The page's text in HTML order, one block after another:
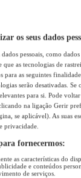
os seus dados
pessoais, como
as tecnologias de
para as seguintes
serão desativadas. Se
para si. Pode voltar
na ligação Gerir
se aplicável). As suas
privacidade.
fornecermos:
as características do
e conteúdos
de serviços.